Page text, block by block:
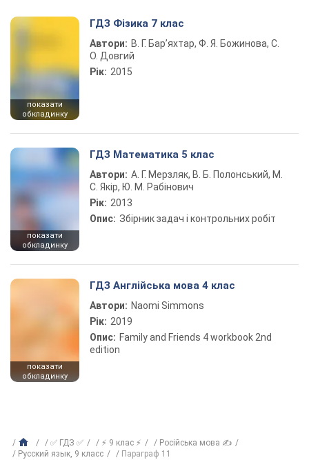
показати
обкладинку
ГДЗ Фізика 7 клас
Автори: В. Г. Бар’яхтар, Ф. Я. Божинова, С.
О. Довгий
Рік: 2015
показати
обкладинку
ГДЗ Математика 5 клас
Автори: А. Г. Мерзляк, В. Б. Полонський, М.
С. Якір, Ю. М. Рабінович
Рік: 2013
Опис: Збірник задач і контрольних робіт
показати
обкладинку
ГДЗ Англійська мова 4 клас
Автори: Naomi Simmons
Рік: 2019
Опис: Family and Friends 4 workbook 2nd
edition
✅ ГДЗ ✅ ⚡ 9 клас ⚡
Російська мова ✍
Русский язык, 9 класс
Параграф 11